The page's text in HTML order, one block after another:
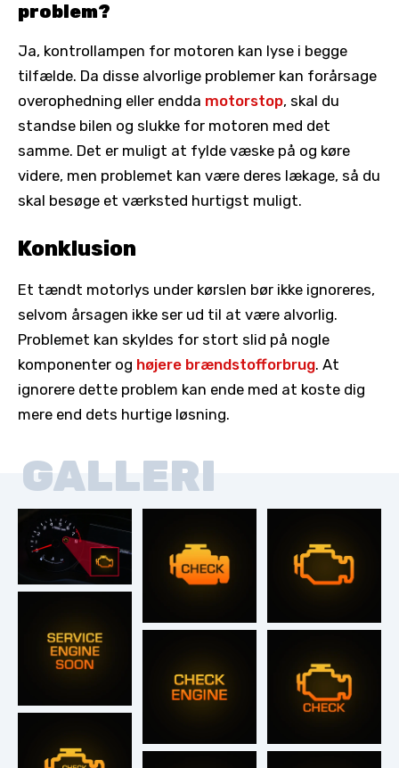
problem?
Ja, kontrollampen for motoren kan lyse i begge
tilfælde. Da disse alvorlige problemer kan forårsage
overophedning eller endda motorstop, skal du
standse bilen og slukke for motoren med det
samme. Det er muligt at fylde væske på og køre
videre, men problemet kan være deres lækage, så du
skal besøge et værksted hurtigst muligt.
Konklusion
Et tændt motorlys under kørslen bør ikke ignoreres,
selvom årsagen ikke ser ud til at være alvorlig.
Problemet kan skyldes for stort slid på nogle
komponenter og højere brændstofforbrug. At
ignorere dette problem kan ende med at koste dig
mere end dets hurtige løsning.
GALLERI